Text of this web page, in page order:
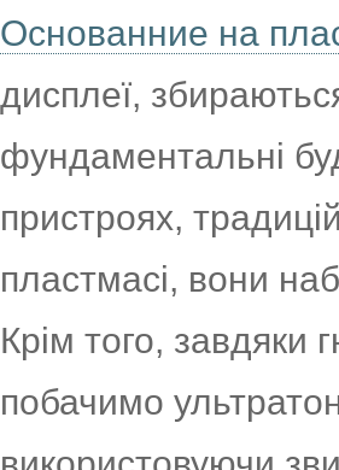
Основанние на
дисплеї,
фундаментальні
пристроях,
пластмасі, вони
Крім того, завдяки
побачимо